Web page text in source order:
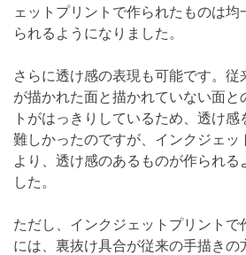
ェットプリントで作られたものは
られるようになりました。
さらに透け感の表現も可能です。従
が描かれた面と描かれていない面と
トがはっきりしているため、透け感
難しかったのですが、インクジェッ
より、透け感のあるものが作られる
した。
ただし、インクジェットプリントで
には、裏抜け具合が従来の手描きの